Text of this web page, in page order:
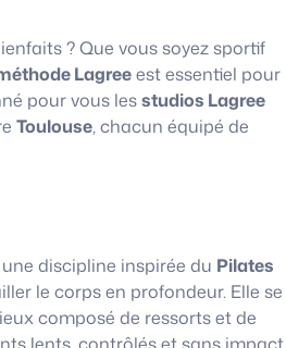
? Que vous soyez sportif
Lagreeest essentiel pour
pour vous lesstudios Lagree
Toulouse, chacun équipé de
discipline inspirée du Pilates
le corps en profondeur. Elle se
composé de ressorts et de